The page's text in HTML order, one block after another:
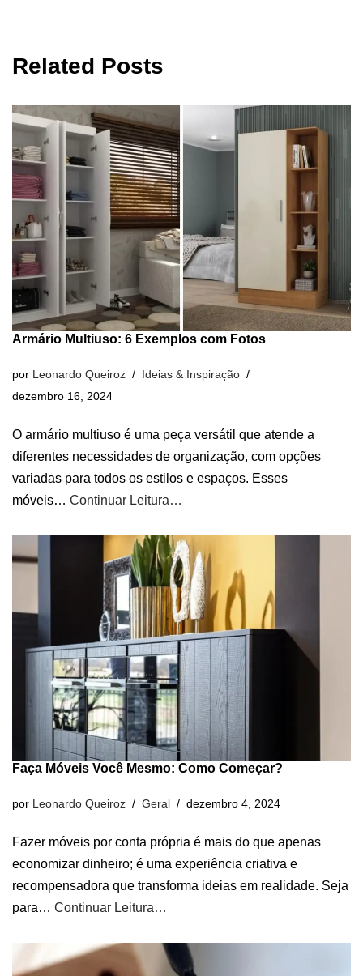
Related Posts
Armário Multiuso: 6 Exemplos com Fotos
por Leonardo Queiroz
Ideias & Inspiração
dezembro 16, 2024
O armário multiuso é uma peça versátil que atende a
diferentes necessidades de organização, com opções
variadas para todos os estilos e espaços. Esses
móveis… Continuar Leitura…
Faça Móveis Você Mesmo: Como Começar?
por Leonardo Queiroz Geral dezembro 4, 2024
Fazer móveis por conta própria é mais do que apenas
economizar dinheiro; é uma experiência criativa e
recompensadora que transforma ideias em realidade. Seja
para… Continuar Leitura…